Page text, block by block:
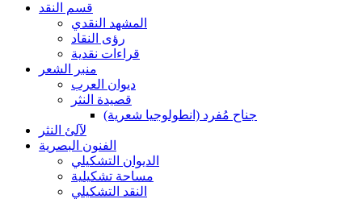
قسم النقد
المشهد النقدي
رؤى النقاد
قراءات نقدية
منبر الشعر
ديوان العرب
قصيدة النثر
جناح مُفرد (انطولوجيا شعرية)
لآلئ النثر
الفنون البصرية
الديوان التشكيلي
مساحة تشكيلية
النقد التشكيلي